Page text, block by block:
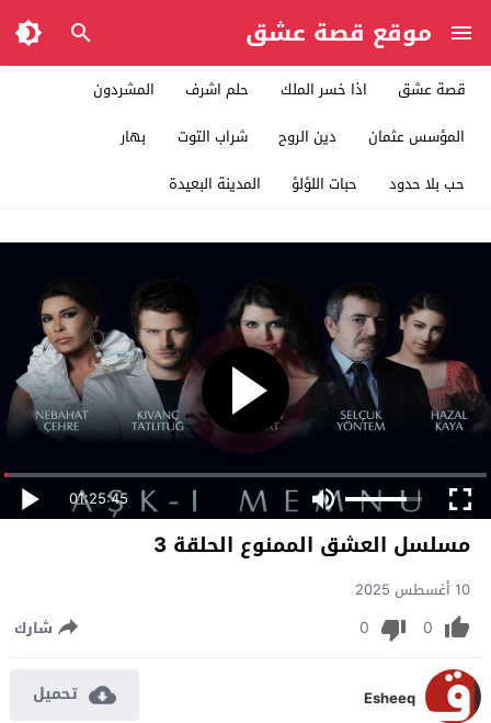
موقع قصة عشق
قصة عشق اذا خسر الملك حلم اشرف
المشردون
المؤسس عثمان
دين الروح شراب التوت
بهار
حب بلا حدود
حبات اللؤلؤ المدينة البعيدة
01:25:45
مسلسل العشق الممنوع الحلقة 3
10 أغسطس 2025
0
0 شارك
Esheeq تحميل